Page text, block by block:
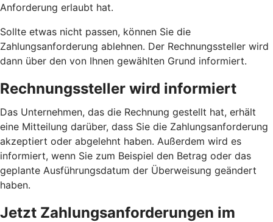
Anforderung erlaubt hat.
Sollte etwas nicht passen, können Sie die
Zahlungsanforderung ablehnen. Der Rechnungssteller wird
dann über den von Ihnen gewählten Grund informiert.
Rechnungssteller wird informiert
Das Unternehmen, das die Rechnung gestellt hat, erhält
eine Mitteilung darüber, dass Sie die Zahlungsanforderung
akzeptiert oder abgelehnt haben. Außerdem wird es
informiert, wenn Sie zum Beispiel den Betrag oder das
geplante Ausführungsdatum der Überweisung geändert
haben.
Jetzt Zahlungsanforderungen im